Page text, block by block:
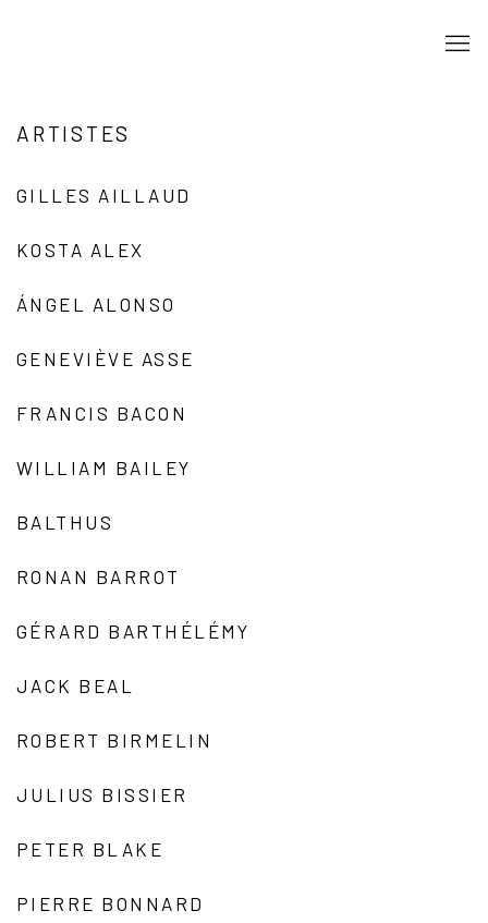
ARTISTES
GILLES AILLAUD
KOSTA ALEX
ÁNGEL ALONSO
GENEVIÈVE ASSE
FRANCIS BACON
WILLIAM BAILEY
BALTHUS
RONAN BARROT
GÉRARD BARTHÉLÉMY
JACK BEAL
ROBERT BIRMELIN
JULIUS BISSIER
PETER BLAKE
PIERRE BONNARD